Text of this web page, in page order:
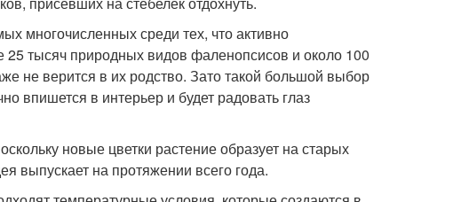
многочисленных среди тех, что активно
тысяч природных видов фаленопсисов и около 100
не верится в их родство. Зато такой большой выбор
впишется в интерьер и будет радовать глаз
новые цветки растение образует на старых
выпускает на протяжении всего года.